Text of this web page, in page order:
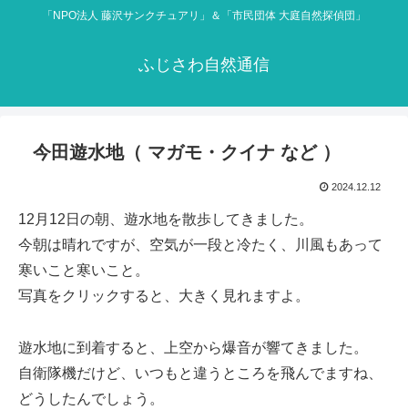
「NPO法人 藤沢サンクチュアリ」＆「市民団体 大庭自然探偵団」
ふじさわ自然通信
今田遊水地（ マガモ・クイナ など ）
2024.12.12
12月12日の朝、遊水地を散歩してきました。
今朝は晴れですが、空気が一段と冷たく、川風もあって
寒いこと寒いこと。
写真をクリックすると、大きく見れますよ。
遊水地に到着すると、上空から爆音が響てきました。
自衛隊機だけど、いつもと違うところを飛んでますね、
どうしたんでしょう。